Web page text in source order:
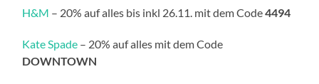
H&M – 20% auf alles bis inkl 26.11. mit dem Code4494
Kate Spade – 20% auf alles mit dem Code
DOWNTOWN